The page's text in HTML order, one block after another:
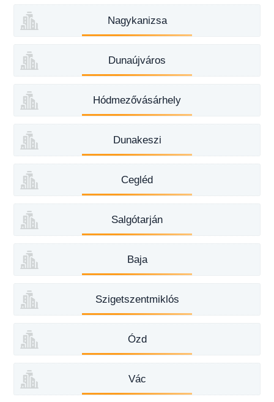
Nagykanizsa
Dunaújváros
Hódmezővásárhely
Dunakeszi
Cegléd
Salgótarján
Baja
Szigetszentmiklós
Ózd
Vác